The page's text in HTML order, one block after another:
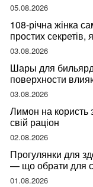
05.08.2026
108-річна жінка
простих секретів,
03.08.2026
Шары для
поверхности
03.08.2026
Лимон на користь
свій раціон
02.08.2026
Прогулянки для
— що обрати для
01.08.2026